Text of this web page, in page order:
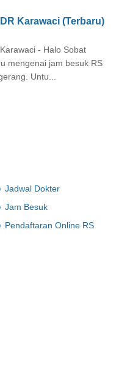
Karawaci (Terbaru)
- Halo Sobat
mengenai jam besuk RS
Untu...
Jadwal Dokter
Jam Besuk
Pendaftaran Online RS